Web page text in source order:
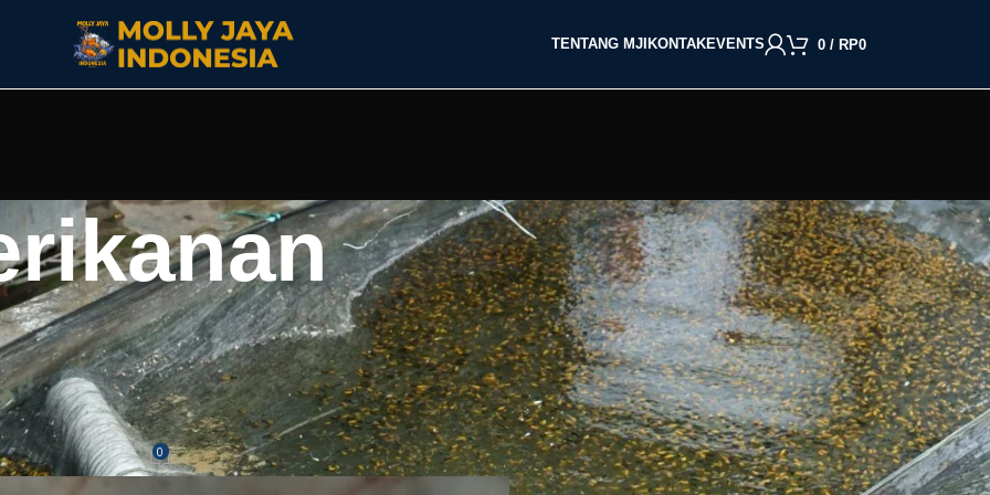
TENTANG MJI KONTAKEVENTS 0 / RP0
LAIN
Karakteristik dan Cara
On Juli 9, 2026 0
BACA BERDASARKAN JENIS IKAN
Cupang
Molly
Channa
Koi